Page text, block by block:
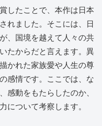
したことで、本作は日本
れました。そこには、日
、国境を越えて人々の共
たからだと言えます。異
かれた家族愛や人生の尊
感情です。ここでは、な
感動をもたらしたのか、
について考察します。